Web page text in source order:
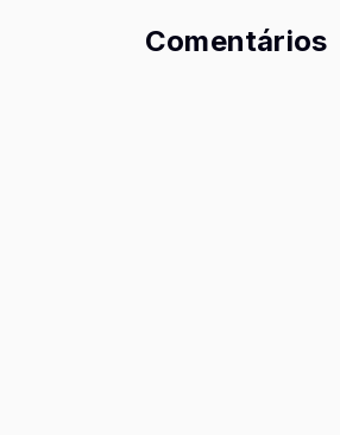
Comentários